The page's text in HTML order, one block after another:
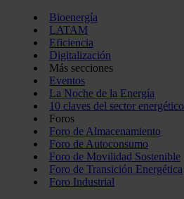
Bioenergía
LATAM
Eficiencia
Digitalización
Más secciones
Eventos
La Noche de la Energía
10 claves del sector energético
Foros
Foro de Almacenamiento
Foro de Autoconsumo
Foro de Movilidad Sostenible
Foro de Transición Energética
Foro Industrial